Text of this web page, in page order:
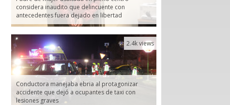
considera inaudito que delincuente con
antecedentes fuera dejado en libertad
Conductora manejaba ebria al protagonizar
accidente que dejó a ocupantes de taxi con
lesiones graves
2.4k views